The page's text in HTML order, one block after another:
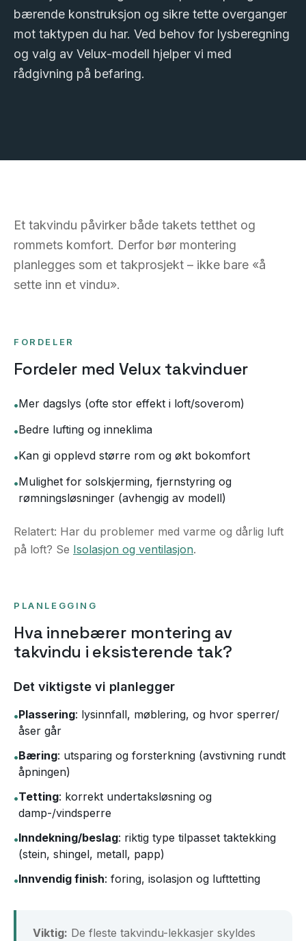
bærende konstruksjon og sikre tette overganger
mot taktypen du har. Ved behov for lysberegning
og valg av Velux-modell hjelper vi med
rådgivning på befaring.
Et takvindu påvirker både takets tetthet og
rommets komfort. Derfor bør montering
planlegges som et takprosjekt – ikke bare «å
sette inn et vindu».
FORDELER
Fordeler med Velux takvinduer
•Mer dagslys (ofte stor effekt i loft/soverom)
•Bedre lufting og inneklima
•Kan gi opplevd større rom og økt bokomfort
•Mulighet for solskjerming, fjernstyring og
rømningsløsninger (avhengig av modell)
Relatert: Har du problemer med varme og dårlig luft
på loft? Se Isolasjon og ventilasjon.
PLANLEGGING
Hva innebærer montering av
takvindu i eksisterende tak?
Det viktigste vi planlegger
•Plassering: lysinnfall, møblering, og hvor sperrer/
åser går
•Bæring: utsparing og forsterkning (avstivning rundt
åpningen)
•Tetting: korrekt undertaksløsning og
damp-/vindsperre
•Inndekning/beslag: riktig type tilpasset taktekking
(stein, shingel, metall, papp)
•Innvendig finish: foring, isolasjon og lufttetting
Viktig: De fleste takvindu-lekkasjer skyldes